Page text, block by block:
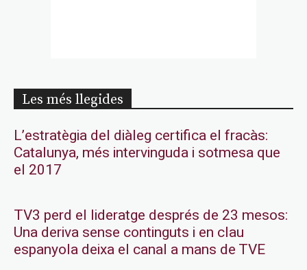
Les més llegides
L’estratègia del diàleg certifica el fracàs:
Catalunya, més intervinguda i sotmesa que
el 2017
TV3 perd el lideratge després de 23 mesos:
Una deriva sense continguts i en clau
espanyola deixa el canal a mans de TVE